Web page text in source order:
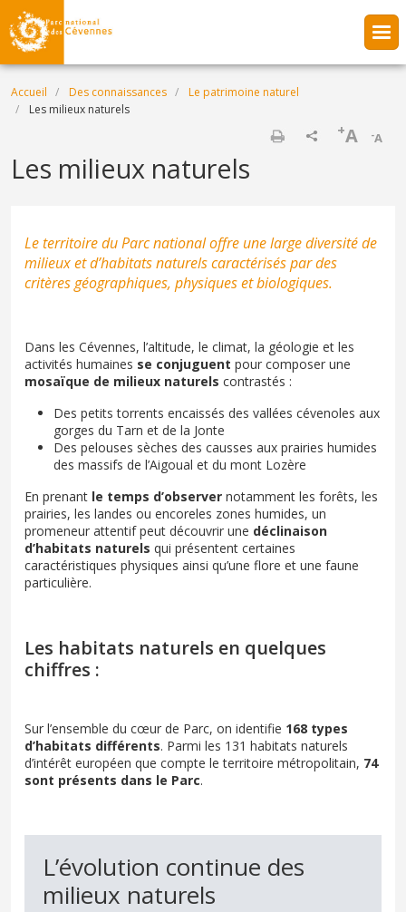
Aller au contenu principal
Fil d'Ariane
Accueil Des connaissances
Le patrimoine naturel
Les milieux naturels
-A
+A
Les milieux naturels
Le territoire du Parc national offre une large diversité de
milieux et d’habitats naturels caractérisés par des
critères géographiques, physiques et biologiques.
Dans les Cévennes, l’altitude, le climat, la géologie et les
activités humaines se conjuguent pour composer une
mosaïque de milieux naturels contrastés :
Des petits torrents encaissés des vallées cévenoles aux
gorges du Tarn et de la Jonte
Des pelouses sèches des causses aux prairies humides
des massifs de l’Aigoual et du mont Lozère
En prenant le temps d’observer notamment les forêts, les
prairies, les landes ou encoreles zones humides, un
promeneur attentif peut découvrir une déclinaison
d’habitats naturels qui présentent certaines
caractéristiques physiques ainsi qu’une flore et une faune
particulière.
Les habitats naturels en quelques
chiffres :
Sur l’ensemble du cœur de Parc, on identifie 168 types
d’habitats différents. Parmi les 131 habitats naturels
d’intérêt européen que compte le territoire métropolitain, 74
sont présents dans le Parc.
L’évolution continue des
milieux naturels